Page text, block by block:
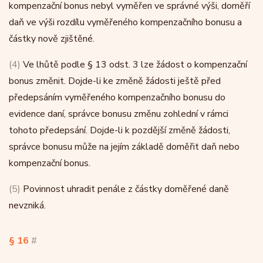
kompenzační bonus nebyl vyměřen ve správné výši, doměří
daň ve výši rozdílu vyměřeného kompenzačního bonusu a
částky nově zjištěné.
(4) Ve lhůtě podle § 13 odst. 3 lze žádost o kompenzační
bonus změnit. Dojde-li ke změně žádosti ještě před
předepsáním vyměřeného kompenzačního bonusu do
evidence daní, správce bonusu změnu zohlední v rámci
tohoto předepsání. Dojde-li k pozdější změně žádosti,
správce bonusu může na jejím základě doměřit daň nebo
kompenzační bonus.
(5) Povinnost uhradit penále z částky doměřené daně
nevzniká.
§ 16 #